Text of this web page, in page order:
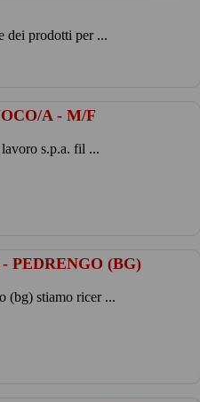
dei prodotti per ...
A - M/F
s.p.a. fil ...
PEDRENGO (BG)
(bg) stiamo ricer ...